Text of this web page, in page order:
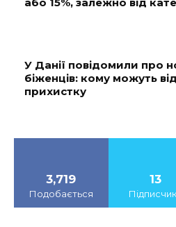
У Данії повідомили про
біженців: кому можуть
прихистку
3,719
Подобається
13